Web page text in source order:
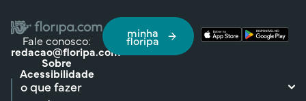
Fale conosco:
redacao@floripa.com
Sobre
Acessibilidade
minha
floripa
o que fazer